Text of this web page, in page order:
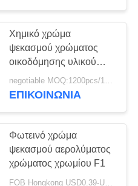
και
ψεκασμού
4
Χημικό χρώμα
ψεκασμού χρώματος
οικοδόμησης υλικού
επιστρώματος
negotiable MOQ:1200pcs/100ctns για κάθε χρώμα
ΕΠΙΚΟΙΝΩΝΙΑ
Φωτεινό χρώμα
ψεκασμού αερολύματος
χρώματος χρωμίου F1